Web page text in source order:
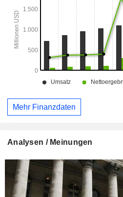
sonstigen Verringerung oder
eines Schiffes und sonstige
Mehr Finanzdaten
Analysen / Meinungen